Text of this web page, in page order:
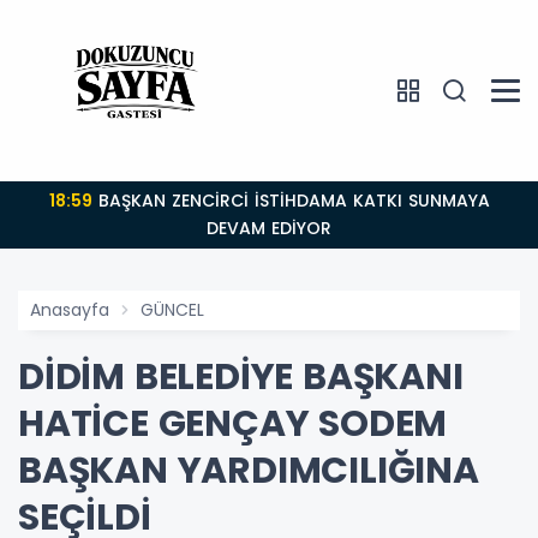
18:59
DEVAM EDİYOR
Anasayfa GÜNCEL
DİDİM BELEDİYE BAŞKANI
HATİCE GENÇAY SODEM
BAŞKAN YARDIMCILIĞINA
SEÇİLDİ